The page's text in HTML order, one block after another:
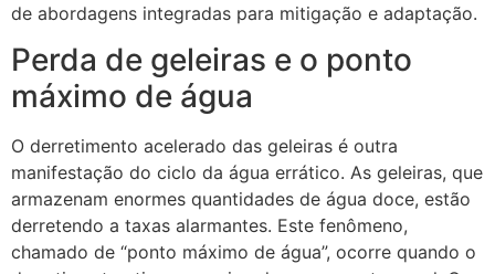
de abordagens integradas para mitigação e adaptação.
Perda de geleiras e o ponto
máximo de água
O derretimento acelerado das geleiras é outra
manifestação do ciclo da água errático. As geleiras, que
armazenam enormes quantidades de água doce, estão
derretendo a taxas alarmantes. Este fenômeno,
chamado de “ponto máximo de água”, ocorre quando o